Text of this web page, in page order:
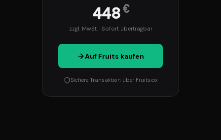
448€
zzgl. MwSt. · Sofort übertragbar
Auf Fruits kaufen
Sichere Transaktion über Fruits.co